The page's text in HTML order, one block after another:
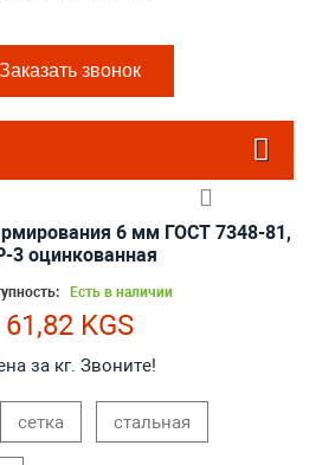
Заказать звонок
6 мм ГОСТ 7348-81,
3 оцинкованная
Есть в наличии
61,82 KGS
за кг. Звоните!
сетка стальная